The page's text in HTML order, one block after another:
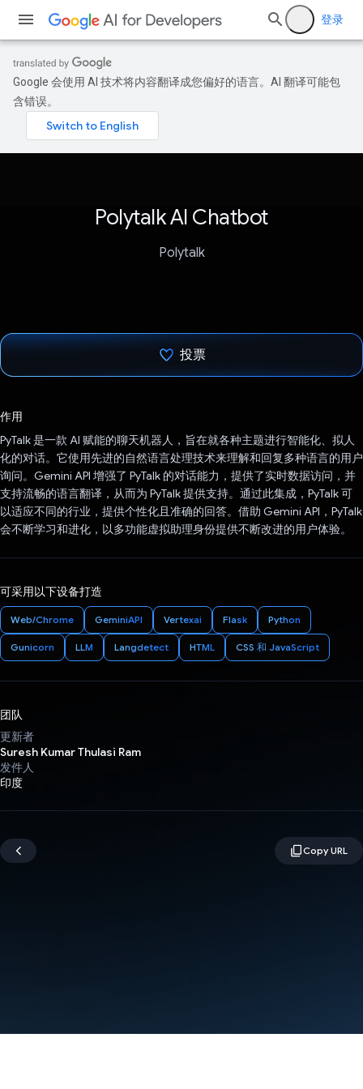
登录
Google 会使用 AI 技术将内容翻译成您偏好的语言。AI 翻译可能包
含错误。
Polytalk AI Chatbot
Polytalk
投票
作用
PyTalk 是一款 AI 赋能的聊天机器人，旨在就各种主题进行智能化、拟人
化的对话。它使用先进的自然语言处理技术来理解和回复多种语言的用户
询问。Gemini API 增强了 PyTalk 的对话能力，提供了实时数据访问，并
支持流畅的语言翻译，从而为 PyTalk 提供支持。通过此集成，PyTalk 可
以适应不同的行业，提供个性化且准确的回答。借助 Gemini API，PyTalk
会不断学习和进化，以多功能虚拟助理身份提供不断改进的用户体验。
可采用以下设备打造
Web/Chrome GeminiAPI Vertexai Flask Python
Gunicorn LLM Langdetect HTML CSS 和 JavaScript
团队
更新者
Suresh Kumar Thulasi Ram
发件人
印度